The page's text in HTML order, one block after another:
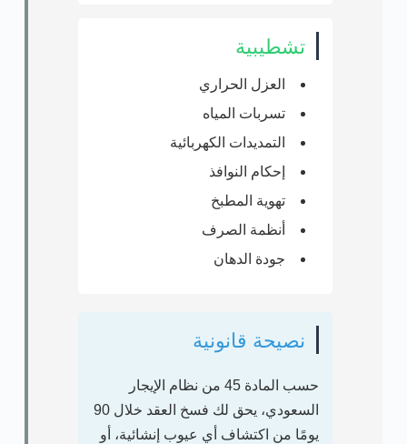
تشطيبية
العزل الحراري
تسربات المياه
التمديدات الكهربائية
إحكام النوافذ
تهوية المطبخ
أنظمة الصرف
جودة الدهان
نصيحة قانونية
حسب
المادة 45 من نظام الإيجار
السعودي
، يحق لك فسخ العقد خلال 90
يومًا من اكتشاف أي عيوب إنشائية، أو